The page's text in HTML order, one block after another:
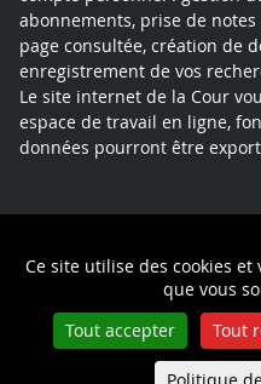
Ce site utilise des cookies
que vous
Tout accepter
Tout
Politique
abonnements, prise de
page consultée, création de
enregistrement de vos
Le site internet de la Cour
espace de travail en ligne,
données pourront être
Politique
Queue-Fair